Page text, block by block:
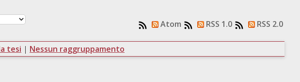
Atom RSS 1.0 RSS 2.0
tesi | Nessun raggruppamento